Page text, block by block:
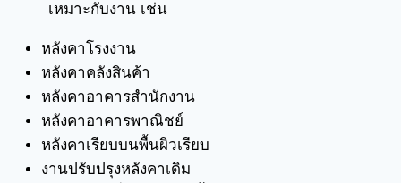
เหมาะกับงาน เช่น
หลังคาโรงงาน
หลังคาคลังสินค้า
หลังคาอาคารสำนักงาน
หลังคาอาคารพาณิชย์
หลังคาเรียบบนพื้นผิวเรียบ
งานปรับปรุงหลังคาเดิม